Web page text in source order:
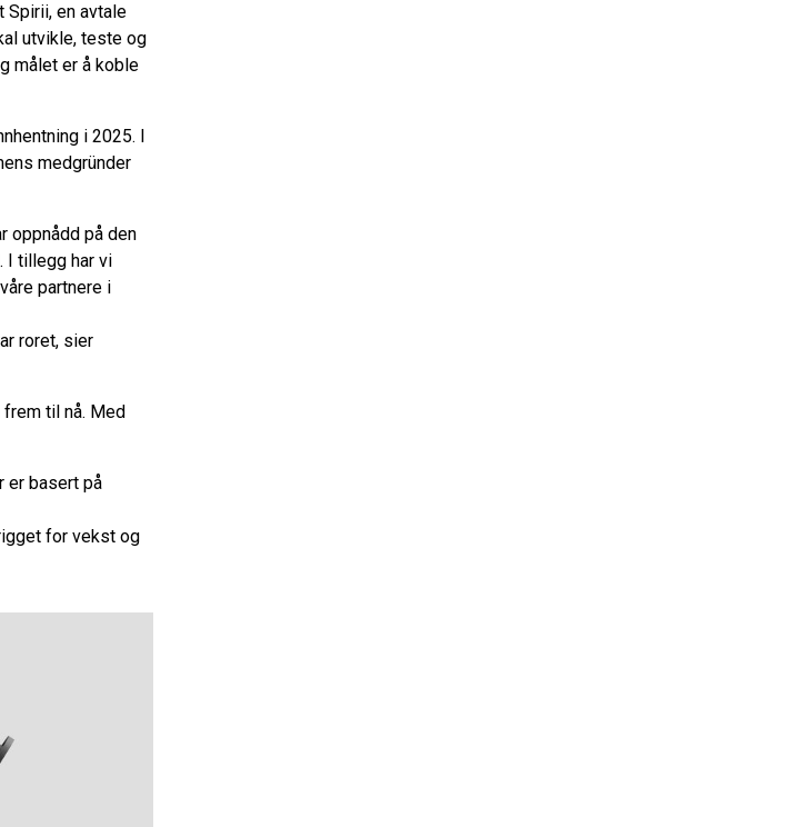
Spirii, en avtale
utvikle, teste og
målet er å koble
i 2025. I
medgründer
oppnådd på den
I tillegg har vi
partnere i
roret, sier
til nå. Med
er basert på
for vekst og